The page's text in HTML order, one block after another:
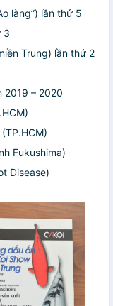
làng”) lần thứ 5
3
Trung) lần thứ 2
2019 – 2020
Fukushima)
Disease)